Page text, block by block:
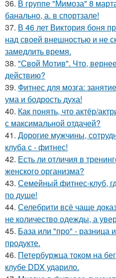
36. В группе "Мимоза" 8
банально, а. в спортзале!
37. В 46 лет Виктория боня
над своей внешностью и не
замедлить время.
38. "Свой Мотив". Что,
действию?
39. Фитнес для мозга:
ума и бодрость духа!
40. Как понять, что актёр/
с максимальной отдачей?
41. Дорогие мужчины,
клуба с - фитнес!
42. Есть ли отличия в
женского организма?
43. Семейный фитнес-клуб,
по душе!
44. Селебрити всё чаще
не количество одежды, а
45. База или "про" - разница
продукте.
46. Петербуржца током на
клубе DDX ударило.